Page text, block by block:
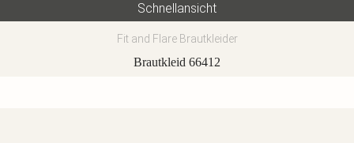
Schnellansicht
Fit and Flare Brautkleider
Brautkleid 66412